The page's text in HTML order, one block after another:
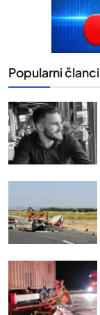
Popularni članci